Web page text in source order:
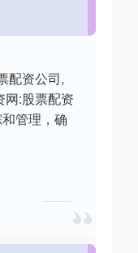
配资公司,
网:股票配资
管理，确